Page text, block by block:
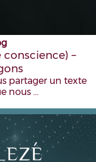
–
partager un texte
nous …